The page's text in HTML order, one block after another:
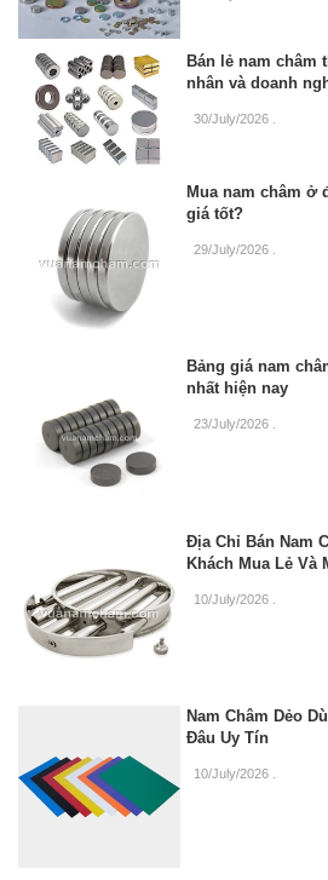
Bán lẻ nam châm
nhân và doanh
30/July/2026 .
Mua nam châm ở
giá tốt?
29/July/2026
Bảng giá nam
nhất hiện nay
23/July/2026
Địa Chỉ Bán Nam
Khách Mua Lẻ Và
10/July/2026
Nam Châm Dẻo
Đâu Uy Tín
10/July/2026